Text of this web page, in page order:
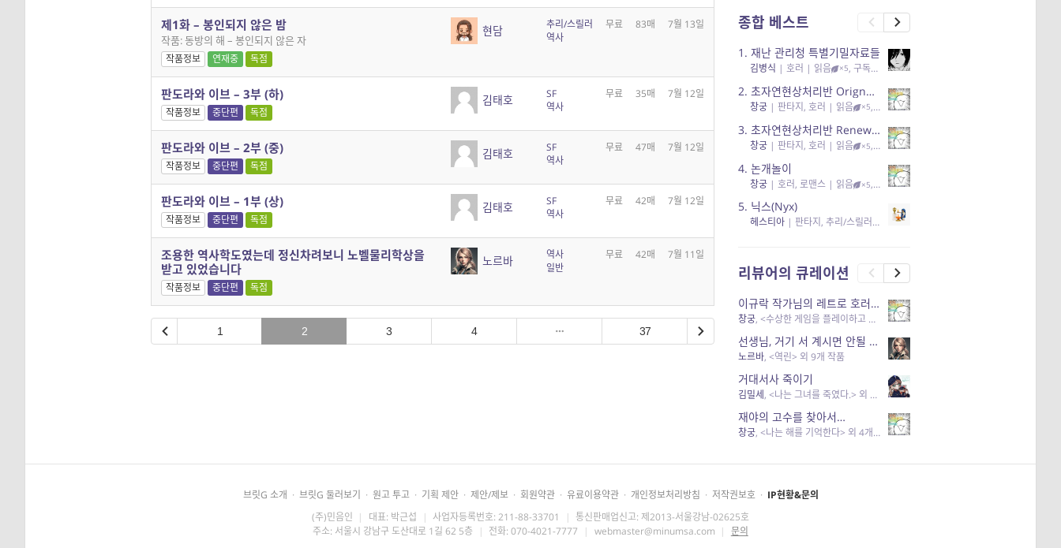
제1화 – 봉인되지 않은 밤
작품: 동방의 해 – 봉인되지 않은 자
작품정보 연재중 독점
현담
추리/스릴러
역사
무료 83매 7월 13일
판도라와 이브 – 3부 (하)
작품정보 중단편 독점
김태호
SF
역사
무료 35매 7월 12일
판도라와 이브 – 2부 (중)
작품정보 중단편 독점
김태호
SF
역사
무료 47매 7월 12일
판도라와 이브 – 1부 (상)
작품정보 중단편 독점
김태호
SF
역사
무료 42매 7월 12일
조용한 역사학도였는데 정신차려보니 노벨물리학상을
받고 있었습니다
작품정보 중단편 독점
노르바
역사
일반
무료 42매 7월 11일
1 2 3 4 37
종합 베스트
1. 재난 관리청 특별기밀자료들
김병식 | 호러 | 읽음 ×5, 구독 , 응원95, 리뷰3
2. 초자연현상처리반 Orignal + True Ending
창궁 | 판타지, 호러 | 읽음 ×5, 구독 , 응원6
3. 초자연현상처리반 Renewal
창궁 | 판타지, 호러 | 읽음 ×5, 구독 , 응원82, 리뷰4
4. 논개놀이
창궁 | 호러, 로맨스 | 읽음 ×5, 공감11, 응원25
5. 닉스(Nyx)
헤스티아 | 판타지, 추리/스릴러| 읽음
리뷰어의 큐레이션
이규락 작가님의 레트로 호러 리뷰
창궁, <수상한 게임을 플레이하고 있어> 외 3개 작품
선생님, 거기 서 계시면 안될 것 같은데요-역할 클리셰를 비튼 작품들
노르바, <역린> 외 9개 작품
거대서사 죽이기
김밀세, <나는 그녀를 죽였다.> 외 1개 작품
재야의 고수를 찾아서…
창궁, <나는 해를 기억한다> 외 4개 작품
브릿G 소개 · 브릿G 둘러보기 · 원고 투고 · 기획 제안 · 제안/제보 · 회원약관 · 유료이용약관 · 개인정보처리방침 · 저작권보호 · IP현황&문의
(주)민음인 | 대표: 박근섭 | 사업자등록번호: 211-88-33701 | 통신판매업신고: 제2013-서울강남-02625호
주소: 서울시 강남구 도산대로 1길 62 5층 | 전화: 070-4021-7777 | webmaster@minumsa.com | 문의